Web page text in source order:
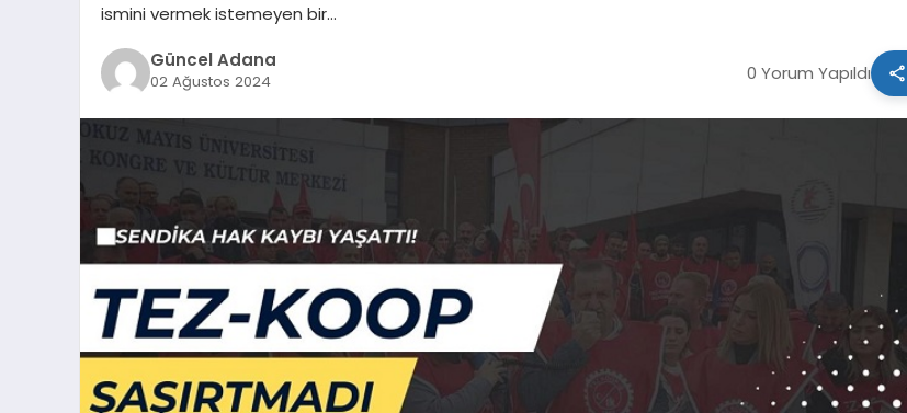
ismini vermek istemeyen bir…
Güncel Adana
02 Ağustos 2024 0 Yorum Yapıldı